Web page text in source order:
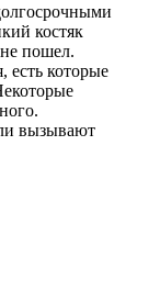
костяк
не пошел.
есть которые
вызывают